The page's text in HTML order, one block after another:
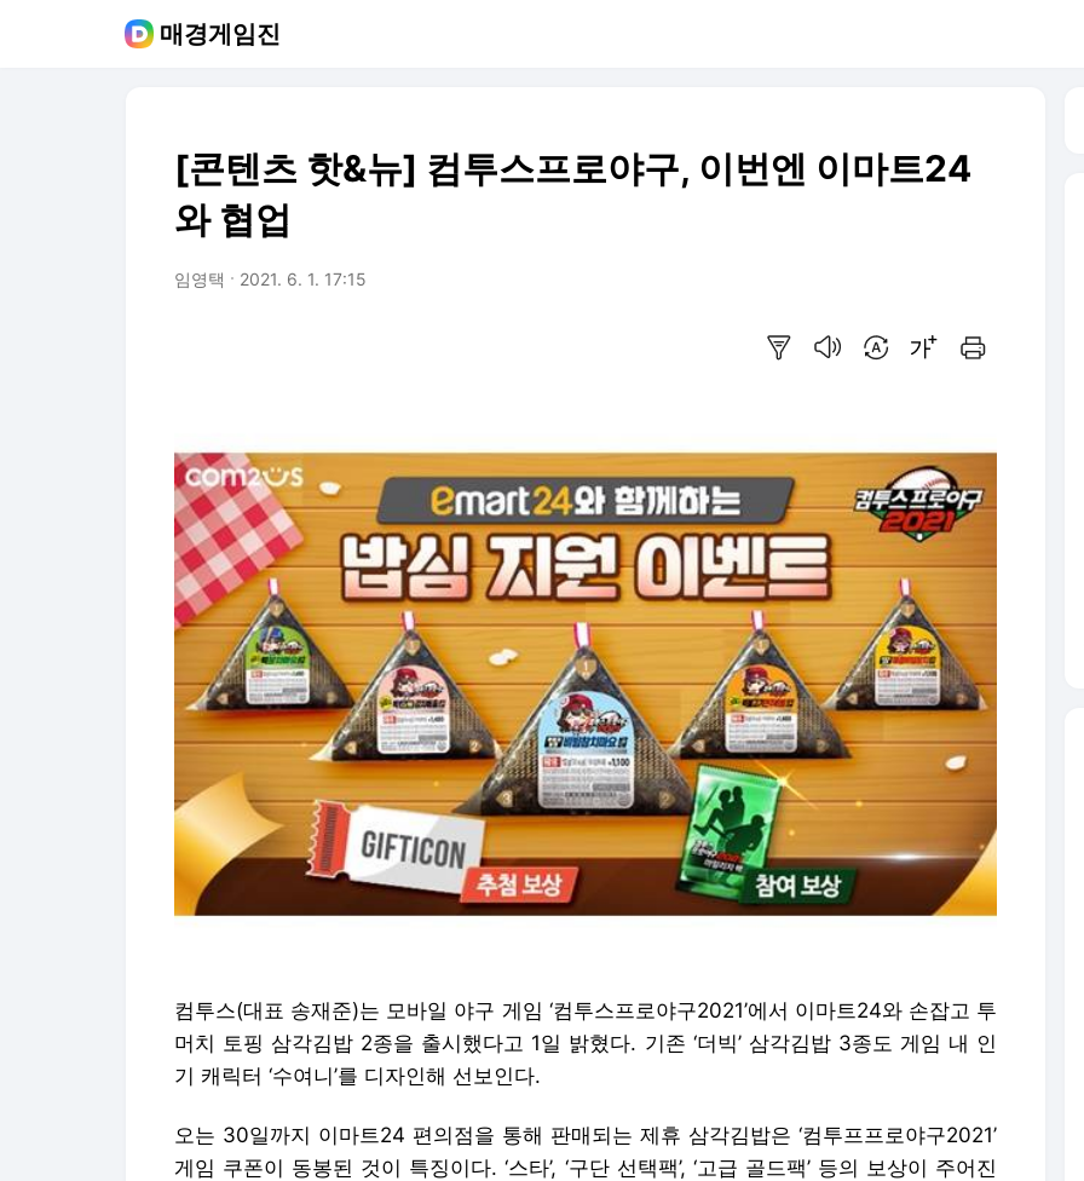
매경게임진
[콘텐츠 핫&뉴] 컴투스프로야구, 이번엔 이마트24
와 협업
임영택 2021. 6. 1. 17:15
컴투스(대표 송재준)는 모바일 야구 게임 ‘컴투스프로야구2021’에서 이마트24와 손잡고 투
머치 토핑 삼각김밥 2종을 출시했다고 1일 밝혔다. 기존 ‘더빅’ 삼각김밥 3종도 게임 내 인
기 캐릭터 ‘수여니’를 디자인해 선보인다.
오는 30일까지 이마트24 편의점을 통해 판매되는 제휴 삼각김밥은 ‘컴투프프로야구2021’
게임 쿠폰이 동봉된 것이 특징이다. ‘스타’, ‘구단 선택팩’, ‘고급 골드팩’ 등의 보상이 주어진